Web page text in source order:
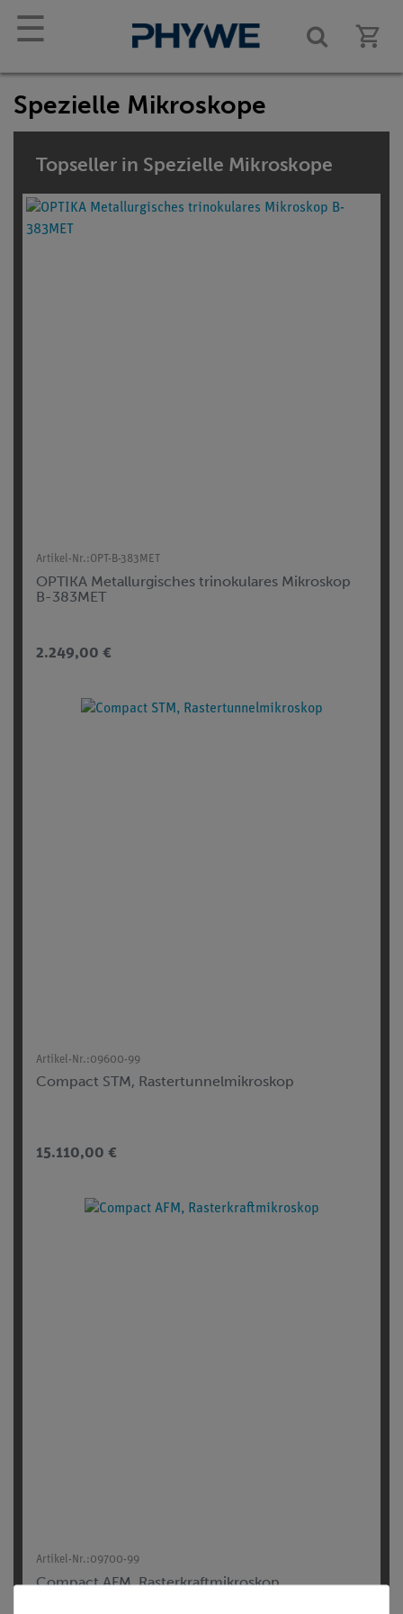
☰
Spezielle Mikroskope
Topseller in Spezielle Mikroskope
Artikel-Nr.:OPT-B-383MET
OPTIKA Metallurgisches trinokulares Mikroskop
B-383MET
2.249,00 €
Artikel-Nr.:09600-99
Compact STM, Rastertunnelmikroskop
15.110,00 €
Artikel-Nr.:09700-99
Compact AFM, Rasterkraftmikroskop